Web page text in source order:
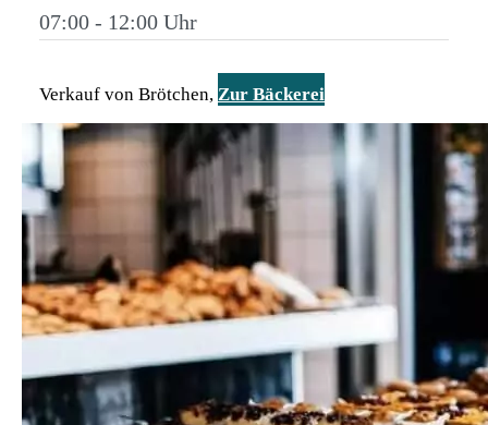
07:00 - 12:00
Verkauf von Brötchen, Zur Bäckerei